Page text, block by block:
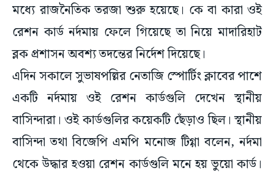
মধ্যে রাজনৈতিক তরজা শুরু হয়েছে। কে বা কারা ওই
রেশন কার্ড নর্দমায় ফেলে গিয়েছে তা নিয়ে মাদারিহাট
ব্লক প্রশাসন অবশ্য তদন্তের নির্দেশ দিয়েছে।
এদিন সকালে সুভাষপল্লির নেতাজি স্পোর্টিং ক্লাবের পাশে
একটি নর্দমায় ওই রেশন কার্ডগুলি দেখেন স্থানীয়
বাসিন্দারা। ওই কার্ডগুলির কয়েকটি ছেঁড়াও ছিল। স্থানীয়
বাসিন্দা তথা বিজেপি এমপি মনোজ টিগ্গা বলেন, নর্দমা
থেকে উদ্ধার হওয়া রেশন কার্ডগুলি মনে হয় ভুয়ো কার্ড।